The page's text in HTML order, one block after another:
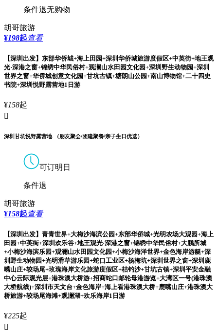
条件退无购物
胡哥旅游
¥198起查看
【深圳出发】东部华侨城+海上田园+深圳华侨城旅游度假区+中英街+地王观
光·深港之窗+锦绣中华民俗村+观澜山水田园文化园+深圳野生动物园+深圳
世界之窗+华侨城创意文化园+甘坑古镇+塘朗山公园+南山博物馆+二十四史
书院+深圳悦野露营地1日游
¥158起

深圳甘坑悦野露营地-（朋友聚会/团建聚餐/亲子生日优选）
可订明日
条件退
胡哥旅游
¥158起查看
【深圳出发】青青世界+大梅沙海滨公园+东部华侨城+光明农场大观园+海上
田园+中英街+深圳欢乐谷+地王观光·深港之窗+锦绣中华民俗村+大鹏所城
+小梅沙海滨乐园+观澜山水田园文化园+小梅沙海洋世界+金色海岸游艇+深
圳野生动物园+光明滑草游乐园+蛇口工业区+杨梅坑+深圳世界之窗+深圳鹿
嘴山庄+较场尾+玫瑰海岸文化旅游度假区+桔钓沙+甘坑古镇+深圳平安金融
中心云际观光层+港珠澳大桥游+招商蛇口邮轮母港游览+大湾区一号(港珠澳
大桥航线)+深圳市天文台+金色海岸+海上看港珠澳大桥+鹿嘴山庄+港珠澳大
桥旅游+较场尾海滩+观澜湖+欢乐海岸1日游
¥225起
